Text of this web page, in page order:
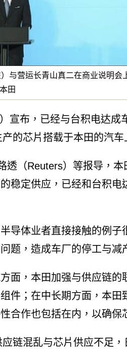
与营运长青山真二在商业说明会
田
宣布，已经与台积电达
的芯片搭载于本田的汽车
透（Reuters）等报导，
稳定供应，已经和台积
导体业者直接接触的例
题，造成车厂的停工与减
面，本田加强与供应链
件；在中长期方面，本
合作也包括在内，以确保
链混乱与芯片供应不足